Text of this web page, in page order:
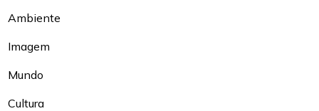
Ambiente
Imagem
Mundo
Cultura